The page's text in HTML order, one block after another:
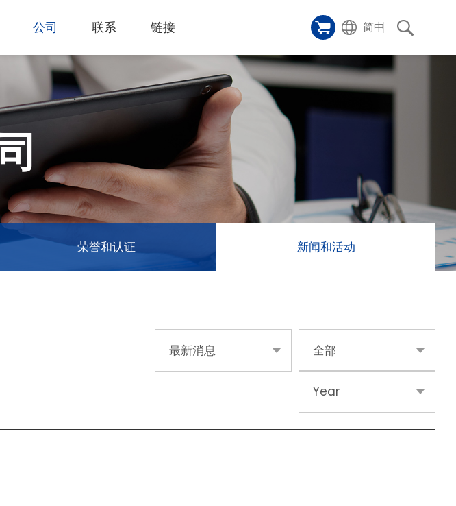
刻机 激光切割机
热门应用
薄膜切割
玻璃
礼赠品
首饰
印章
陈列展示
服饰和纺织
样品橱窗
应用影片
公司
关于我们
经营理念
创新技术
客户服务
里程碑
荣誉和认证 新闻和活动
最新消息
参展消息
联系
客户服务
成为代理商
其他问题
GCC 联系信息
链接
Financing Service
GCC Web Shop
代理商入口
简中
荣誉和认证 新闻和活动
最新消息 全部
Year